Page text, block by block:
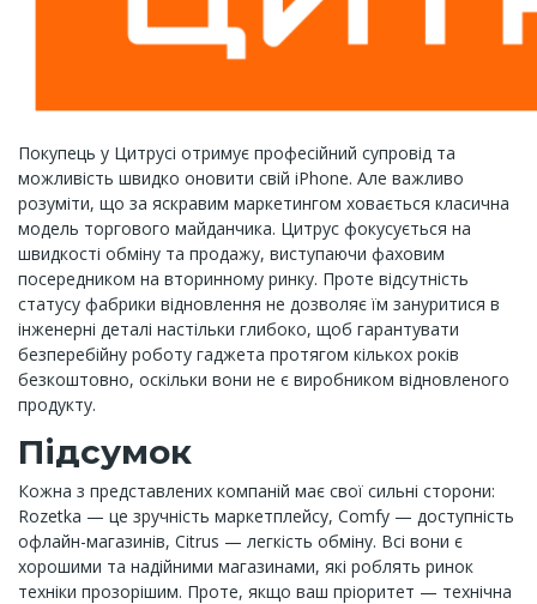
Покупець у Цитрусі отримує професійний супровід та
можливість швидко оновити свій iPhone. Але важливо
розуміти, що за яскравим маркетингом ховається класична
модель торгового майданчика. Цитрус фокусується на
швидкості обміну та продажу, виступаючи фаховим
посередником на вторинному ринку. Проте відсутність
статусу фабрики відновлення не дозволяє їм зануритися в
інженерні деталі настільки глибоко, щоб гарантувати
безперебійну роботу гаджета протягом кількох років
безкоштовно, оскільки вони не є виробником відновленого
продукту.
Підсумок
Кожна з представлених компаній має свої сильні сторони:
Rozetka — це зручність маркетплейсу, Comfy — доступність
офлайн-магазинів, Citrus — легкість обміну. Всі вони є
хорошими та надійними магазинами, які роблять ринок
техніки прозорішим. Проте, якщо ваш пріоритет — технічна